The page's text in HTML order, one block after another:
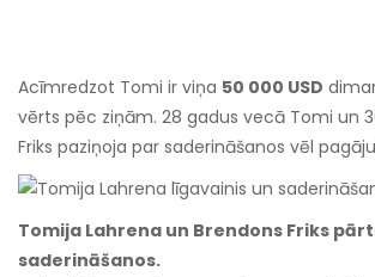
Acīmredzot Tomi ir viņa 50 000 USD
vērts pēc ziņām. 28 gadus vecā Tomi un
Friks paziņoja par saderināšanos vēl
Tomija Lahrena un Brendons Friks
saderināšanos.